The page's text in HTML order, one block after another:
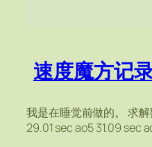
速度魔方记
我是在睡觉前做的。 求
29.01 sec ao5 31.09 sec